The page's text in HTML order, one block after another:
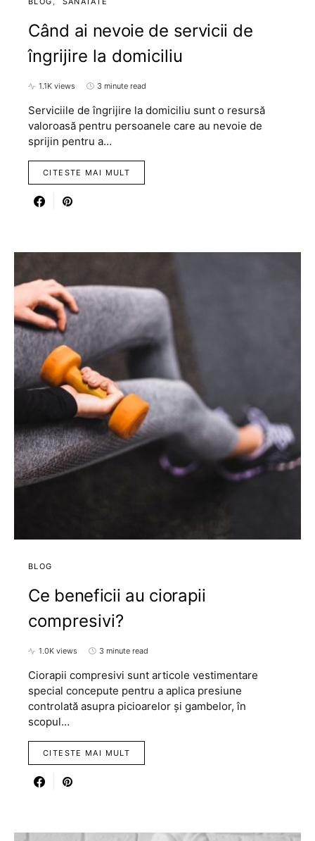
Când ai nevoie de servicii de
îngrijire la domiciliu
1.1K views 3 minute read
Serviciile de îngrijire la domiciliu sunt o resursă
valoroasă pentru persoanele care au nevoie de
sprijin pentru a…
CITESTE MAI MULT
BLOG
Ce beneficii au ciorapii
compresivi?
1.0K views 3 minute read
Ciorapii compresivi sunt articole vestimentare
special concepute pentru a aplica presiune
controlată asupra picioarelor și gambelor, în
scopul…
CITESTE MAI MULT